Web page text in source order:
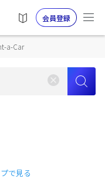
会員登録
a-Car
で見る